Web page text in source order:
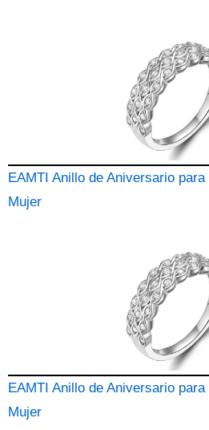
EAMTI Anillo de Aniversario para
Mujer
EAMTI Anillo de Aniversario para
Mujer